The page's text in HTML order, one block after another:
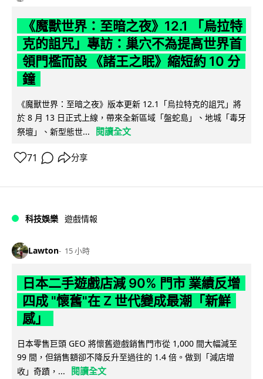
《魔獸世界：至暗之夜》12.1 「烏拉特
克的詛咒」專訪：巢穴不為提高世界首
領門檻而設 《諸王之眠》縮短約 10 分
鐘
《魔獸世界：至暗之夜》版本更新 12.1「烏拉特克的詛咒」將
於 8 月 13 日正式上線，帶來全新區域「盤蛇島」、地城「毒牙
祭壇」、新型態世...
閱讀全文
71 分享
科技娛樂 遊戲情報
Lawton 15 小時
日本二手遊戲店減 90% 門市 業績反增
四成 "懷舊"在 Z 世代變成最潮「新鮮
感」
日本零售巨頭 GEO 將懷舊遊戲銷售門市從 1,000 間大幅減至
99 間，但銷售額卻不降反升至過往的 1.4 倍。做到「減店增
收」奇蹟，...
閱讀全文